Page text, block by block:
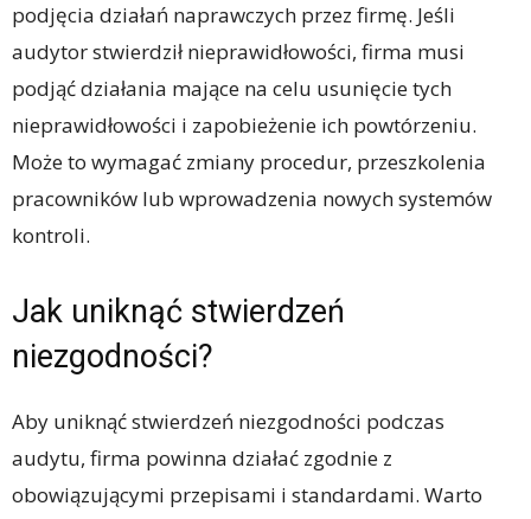
podjęcia działań naprawczych przez firmę. Jeśli
audytor stwierdził nieprawidłowości, firma musi
podjąć działania mające na celu usunięcie tych
nieprawidłowości i zapobieżenie ich powtórzeniu.
Może to wymagać zmiany procedur, przeszkolenia
pracowników lub wprowadzenia nowych systemów
kontroli.
Jak uniknąć stwierdzeń
niezgodności?
Aby uniknąć stwierdzeń niezgodności podczas
audytu, firma powinna działać zgodnie z
obowiązującymi przepisami i standardami. Warto